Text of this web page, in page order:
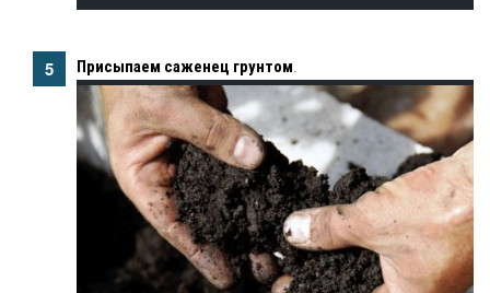
Присыпаем саженец грунтом.